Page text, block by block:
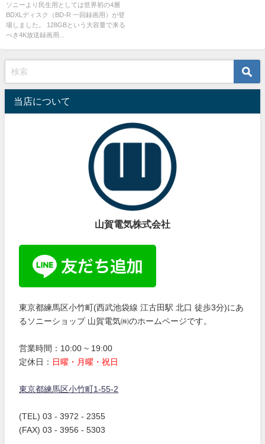
ソニーより民生用としては世界初の4層
BDXLディスク（BD-R 一回録画用）が登
場しました。 128GBという大容量で来る
べき4K放送録画用...
当店について
山賀電気株式会社
東京都練馬区小竹町(西武池袋線 江古田駅 北口 徒歩3分)にあ
るソニーショップ 山賀電気㈱のホームページです。
営業時間：10:00 ~ 19:00
定休日： 日曜・月曜・祝日
東京都練馬区小竹町1-55-2
(TEL) 03 - 3972 - 2355
(FAX) 03 - 3956 - 5303